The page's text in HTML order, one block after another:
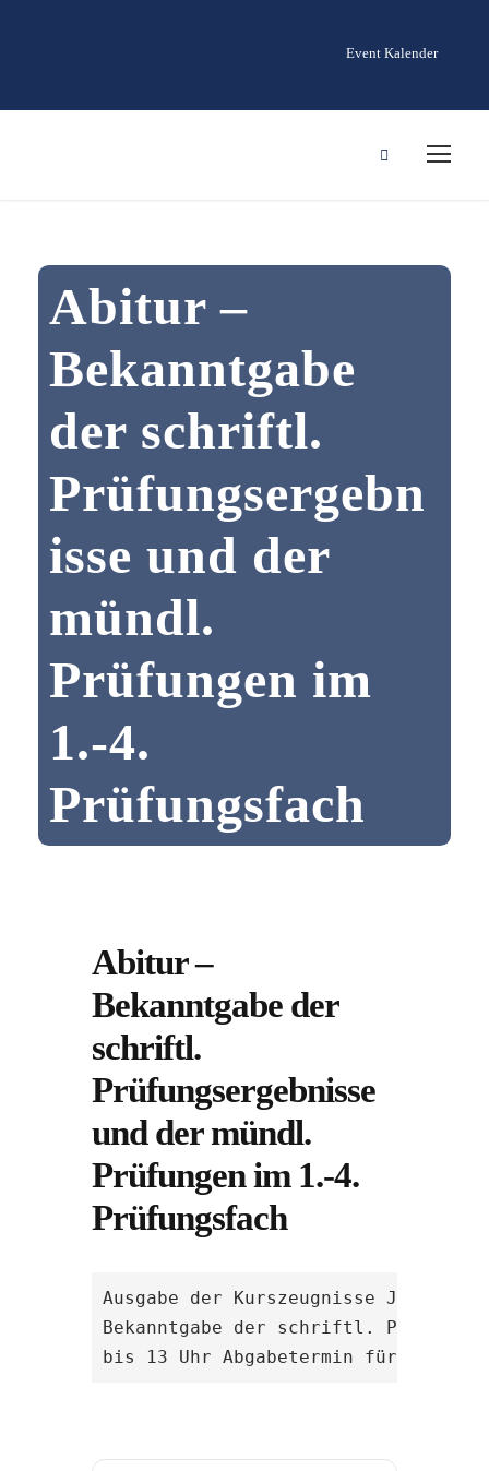
Event Kalender
Abitur –
Bekanntgabe
der schriftl.
Prüfungsergebn
isse und der
mündl.
Prüfungen im
1.-4.
Prüfungsfach
Abitur –
Bekanntgabe der
schriftl.
Prüfungsergebnisse
und der mündl.
Prüfungen im 1.-4.
Prüfungsfach
Ausgabe der Kurszeugnisse J2.2
Bekanntgabe der schriftl.
bis 13 Uhr Abgabetermin für weitere